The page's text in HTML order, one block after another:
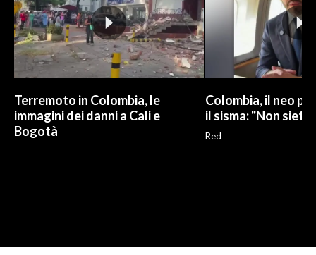
Terremoto in Colombia, le
immagini dei danni a Cali e
Bogotà
Colombia, il neo
il sisma: "Non siete
Red